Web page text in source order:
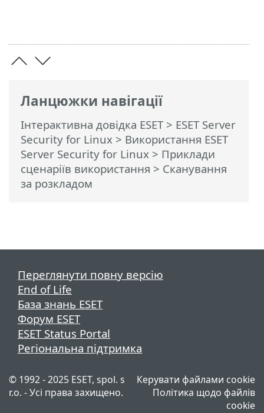
Ланцюжки навігації
Інтерактивна довідка ESET> ESET Server
Security for Linux > Використання ESET
Server Security for Linux > Приклади
сценаріїв використання > Сканування
за розкладом
Переглянути повну версію
End of Life
База знань ESET
Форум ESET
ESET Status Portal
Регіональна підтримка
© 1992 - 2025 ESET, spol. s
r.o. - Усі права захищено.
Керувати файлами cookie
Політика щодо файлів
cookie